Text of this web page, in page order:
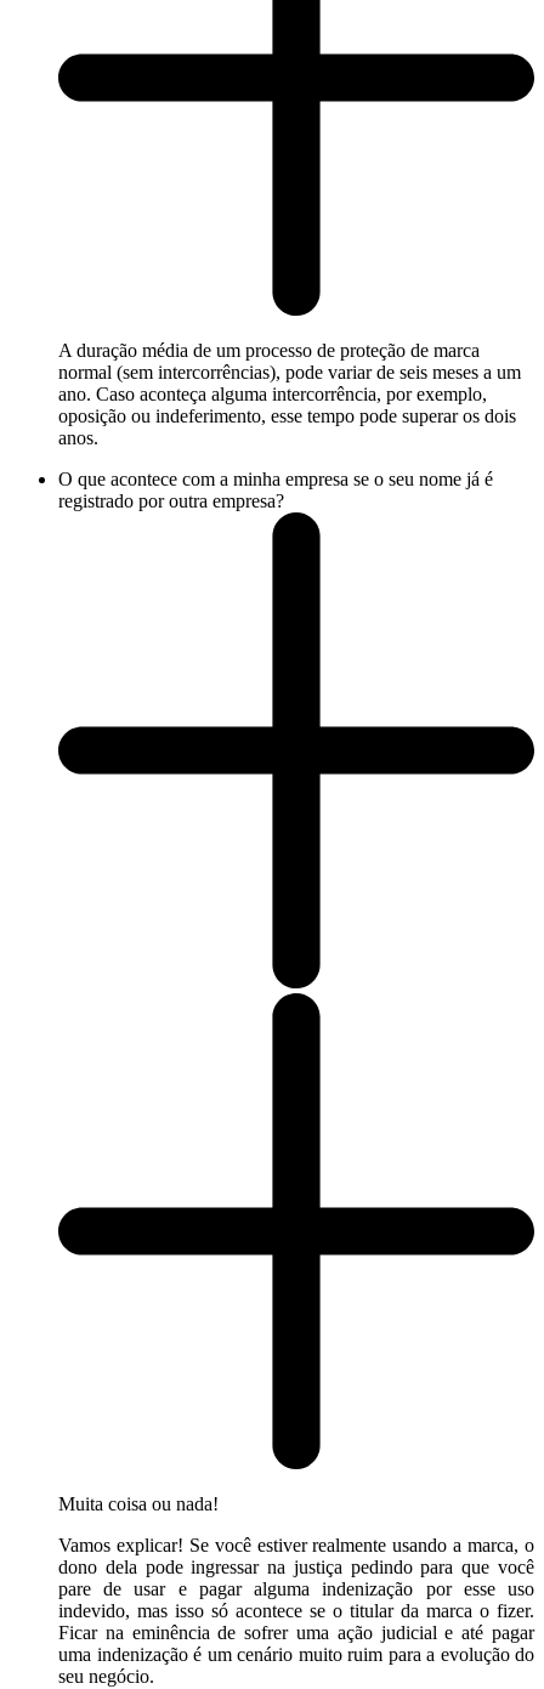
A duração média de um processo de proteção de marca
normal (sem intercorrências), pode variar de seis meses a um
ano. Caso aconteça alguma intercorrência, por exemplo,
oposição ou indeferimento, esse tempo pode superar os dois
anos.
O que acontece com a minha empresa se o seu nome já é
registrado por outra empresa?
Muita coisa ou nada!
Vamos explicar! Se você estiver realmente usando a marca, o
dono dela pode ingressar na justiça pedindo para que você
pare de usar e pagar alguma indenização por esse uso
indevido, mas isso só acontece se o titular da marca o fizer.
Ficar na eminência de sofrer uma ação judicial e até pagar
uma indenização é um cenário muito ruim para a evolução do
seu negócio.